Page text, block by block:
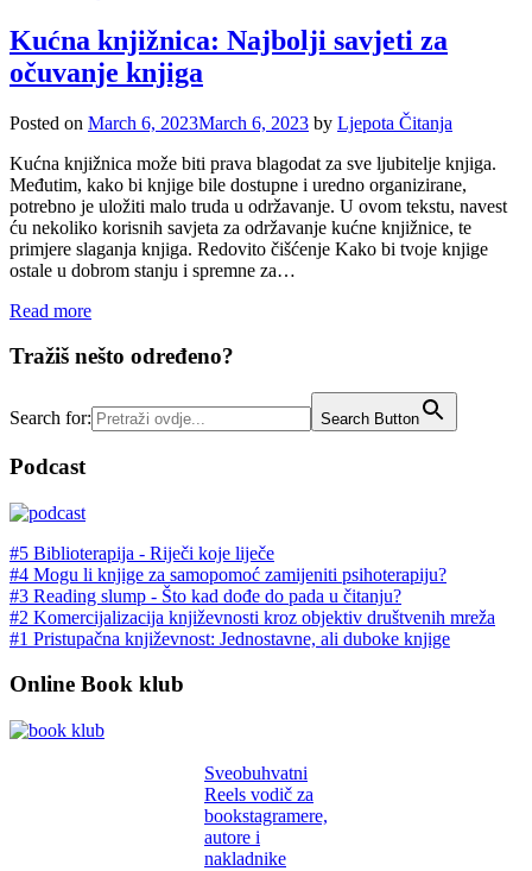
Kućna knjižnica: Najbolji savjeti za
očuvanje knjiga
Posted on March 6, 2023March 6, 2023 by Ljepota Čitanja
Kućna knjižnica može biti prava blagodat za sve ljubitelje knjiga.
Međutim, kako bi knjige bile dostupne i uredno organizirane,
potrebno je uložiti malo truda u održavanje. U ovom tekstu, navest
ću nekoliko korisnih savjeta za održavanje kućne knjižnice, te
primjere slaganja knjiga. Redovito čišćenje Kako bi tvoje knjige
ostale u dobrom stanju i spremne za…
Read more
Tražiš nešto određeno?
Search for: Search Button
Podcast
#5 Biblioterapija - Riječi koje liječe
#4 Mogu li knjige za samopomoć zamijeniti psihoterapiju?
#3 Reading slump - Što kad dođe do pada u čitanju?
#2 Komercijalizacija književnosti kroz objektiv društvenih mreža
#1 Pristupačna književnost: Jednostavne, ali duboke knjige
Online Book klub
Sveobuhvatni
Reels vodič za
bookstagramere,
autore i
nakladnike